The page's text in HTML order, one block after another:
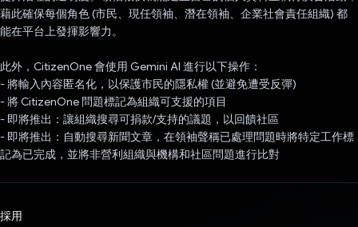
藉此確保每個角色 (市民、現任領袖、潛在領袖、企業社會責任組織) 都
能在平台上發揮影響力。
此外，CitizenOne 會使用 Gemini AI 進行以下操作：
- 將輸入內容匿名化，以保護市民的隱私權 (並避免遭受反彈)
- 將 CitizenOne 問題標記為組織可支援的項目
- 即將推出：讓組織搜尋可捐款/支持的議題，以回饋社區
- 即將推出：自動搜尋新聞文章，在領袖聲稱已處理問題時將特定工作標
記為已完成，並將非營利組織與機構和社區問題進行比對
採用